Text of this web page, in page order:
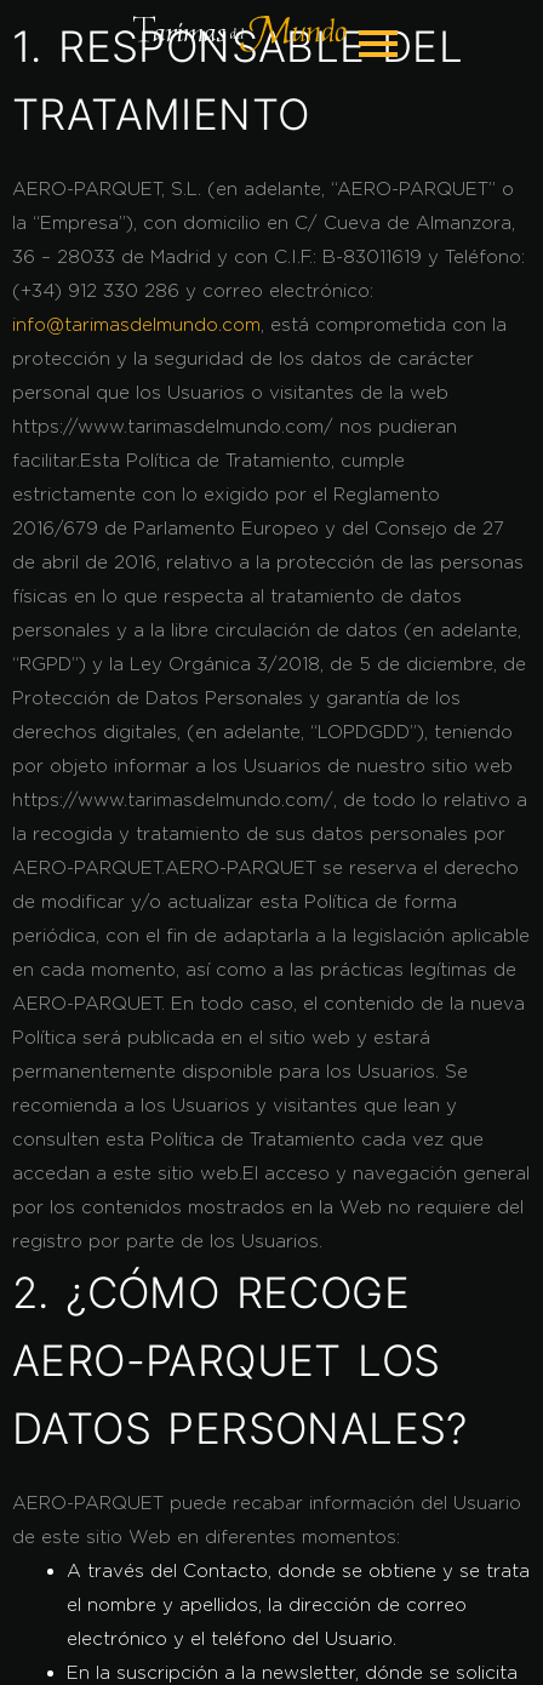
1. RESPONSABLE DEL
TRATAMIENTO
AERO-PARQUET, S.L. (en adelante, “AERO-PARQUET” o
la “Empresa”), con domicilio en C/ Cueva de Almanzora,
36 – 28033 de Madrid y con C.I.F.: B-83011619 y Teléfono:
(+34) 912 330 286 y correo electrónico:
info@tarimasdelmundo.com, está comprometida con la
protección y la seguridad de los datos de carácter
personal que los Usuarios o visitantes de la web
https://www.tarimasdelmundo.com/ nos pudieran
facilitar.Esta Política de Tratamiento, cumple
estrictamente con lo exigido por el Reglamento
2016/679 de Parlamento Europeo y del Consejo de 27
de abril de 2016, relativo a la protección de las personas
físicas en lo que respecta al tratamiento de datos
personales y a la libre circulación de datos (en adelante,
“RGPD”) y la Ley Orgánica 3/2018, de 5 de diciembre, de
Protección de Datos Personales y garantía de los
derechos digitales, (en adelante, “LOPDGDD”), teniendo
por objeto informar a los Usuarios de nuestro sitio web
https://www.tarimasdelmundo.com/, de todo lo relativo a
la recogida y tratamiento de sus datos personales por
AERO-PARQUET.AERO-PARQUET se reserva el derecho
de modificar y/o actualizar esta Política de forma
periódica, con el fin de adaptarla a la legislación aplicable
en cada momento, así como a las prácticas legítimas de
AERO-PARQUET. En todo caso, el contenido de la nueva
Política será publicada en el sitio web y estará
permanentemente disponible para los Usuarios. Se
recomienda a los Usuarios y visitantes que lean y
consulten esta Política de Tratamiento cada vez que
accedan a este sitio web.El acceso y navegación general
por los contenidos mostrados en la Web no requiere del
registro por parte de los Usuarios.
2. ¿CÓMO RECOGE
AERO-PARQUET LOS
DATOS PERSONALES?
AERO-PARQUET puede recabar información del Usuario
de este sitio Web en diferentes momentos:
A través del Contacto, donde se obtiene y se trata
el nombre y apellidos, la dirección de correo
electrónico y el teléfono del Usuario.
En la suscripción a la newsletter, dónde se solicita